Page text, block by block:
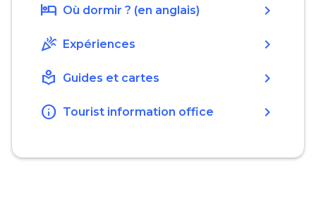
hotel Où dormir ? (en anglais) chevron_right
celebration Expériences chevron_right
local_library Guides et cartes chevron_right
info Tourist information office chevron_right